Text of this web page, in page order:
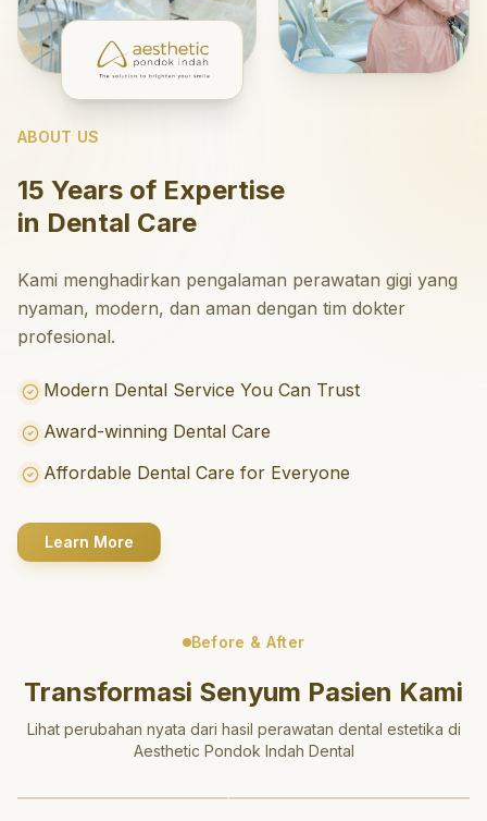
ABOUT US
15 Years of Expertise
in Dental Care
Kami menghadirkan pengalaman perawatan gigi yang
nyaman, modern, dan aman dengan tim dokter
profesional.
Modern Dental Service You Can Trust
Award-winning Dental Care
Affordable Dental Care for Everyone
Learn More
Before & After
Transformasi Senyum Pasien Kami
Lihat perubahan nyata dari hasil perawatan dental estetika di
Aesthetic Pondok Indah Dental